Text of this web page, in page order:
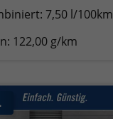
7,50 l/100km
122,00 g/km